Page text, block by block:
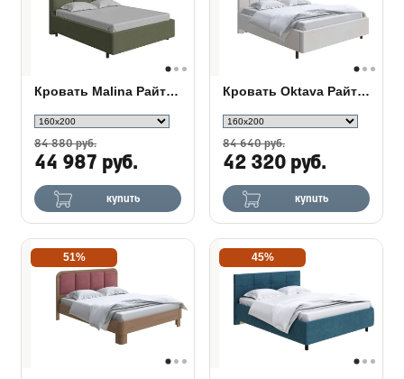
Кровать Malina Райтон в ткани
84 880 руб.
44 987 руб.
купить
Кровать Oktava Райтон в ткани
84 640 руб.
42 320 руб.
купить
51% 45%